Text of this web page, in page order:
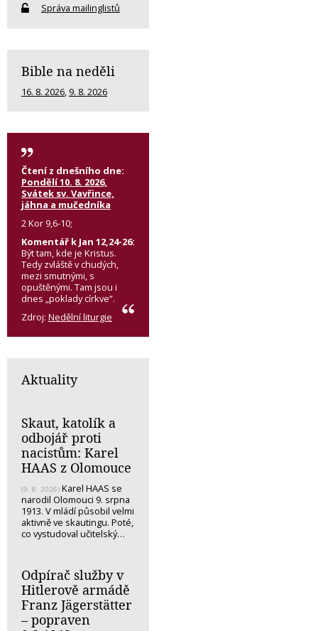
Správa mailinglistů
Bible na neděli
16. 8. 2026, 9. 8. 2026
Čtení z dnešního dne:
Pondělí 10. 8. 2026,
Svátek sv. Vavřince,
jáhna a mučedníka
2 Kor 9,6-10;
Komentář k Jan 12,24-26:
Být tam, kde je Kristus.
Tedy zvláště v chudých,
mezi smutnými, s
opuštěnými. Tam jsou i
dnes „poklady církve“.
Zdroj: Nedělní liturgie
Aktuality
Skaut, katolík a
odbojář proti
nacistům: Karel
HAAS z Olomouce
(9. 8. 2026) Karel HAAS se
narodil Olomouci 9. srpna
1913. V mládí působil velmi
aktivně ve skautingu. Poté,
co vystudoval učitelský…
Odpírač služby v
Hitlerově armádě
Franz Jägerstätter
– popraven